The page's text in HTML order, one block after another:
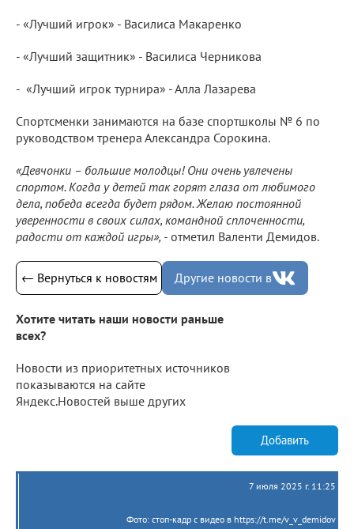
- «Лучший игрок» - Василиса Макаренко
- «Лучший защитник» - Василиса Черникова
- «Лучший игрок турнира» - Алла Лазарева
Спортсменки занимаются на базе спортшколы № 6 по
руководством тренера Александра Сорокина.
«Девчонки – большие молодцы! Они очень увлечены
спортом. Когда у детей так горят глаза от любимого
дела, победа всегда будет рядом. Желаю постоянной
уверенности в своих силах, командной сплоченности,
радости от каждой игры», - отметил Валенти Демидов.
← Вернуться к новостям Другие новости в
Хотите читать наши новости раньше
всех?
Новости из приоритетных источников
показываются на сайте
Яндекс.Новостей выше других
Добавить
7 июля 2025 г. 11:25
Фото: стоп-кадр с видео в https://t.me/v_v_demidov